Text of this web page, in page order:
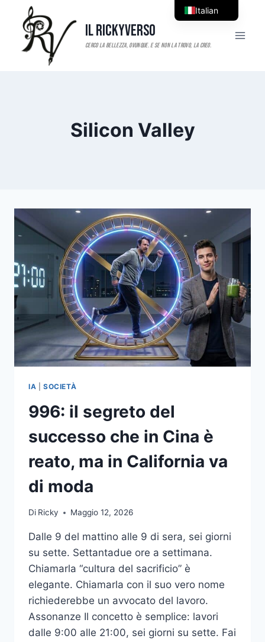
contenuto
Il RickyVerso
Silicon Valley
IA SOCIETÀ
996: il segreto del
successo che in Cina è
reato, ma in California va
di moda
Di Ricky Maggio 12, 2026
Dalle 9 del mattino alle 9 di sera, sei giorni
su sette. Settantadue ore a settimana.
Chiamarla “cultura del sacrificio” è
elegante. Chiamarla con il suo vero nome
richiederebbe un avvocato del lavoro.
Assonanze Il concetto è semplice: lavori
dalle 9:00 alle 21:00, sei giorni su sette. Fai
Italian